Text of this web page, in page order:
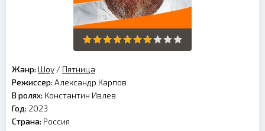
Жанр: Шоу / Пятница
Режиссер: Александр Карпов
В ролях: Константин Ивлев
Год: 2023
Страна: Россия